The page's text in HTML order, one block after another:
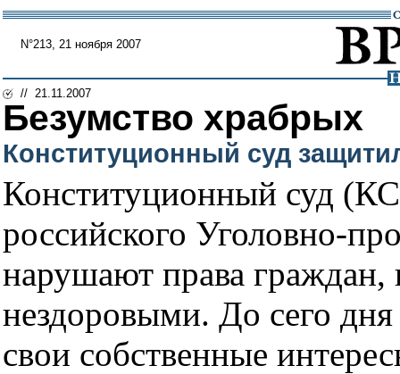
N°213, 21 ноября 2007
// 21.11.2007
Безумство храбрых
Конституционный суд
Конституционный суд
российского Уголовно-
нарушают права
нездоровыми. До сего
свои собственные